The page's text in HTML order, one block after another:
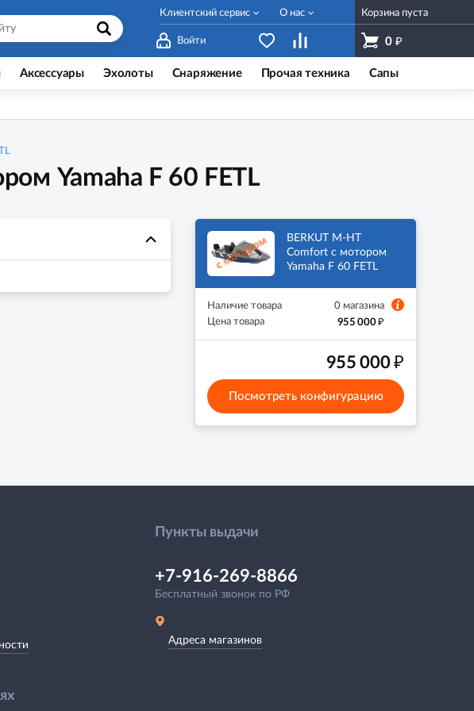
Войти
Корзина пуста
0 ₽
Клиентский сервис О нас
Аксессуары Эхолоты Снаряжение Прочая техника Сапы
Yamaha F 60 FETL
BERKUT M-HT
Comfort с мотором
Yamaha F 60 FETL
Наличие товара
0 магазина
Цена товара
955 000₽
955 000₽
Посмотреть конфигурацию
Пункты выдачи
+7-916-269-8866
Бесплатный звонок по РФ
Адреса магазинов